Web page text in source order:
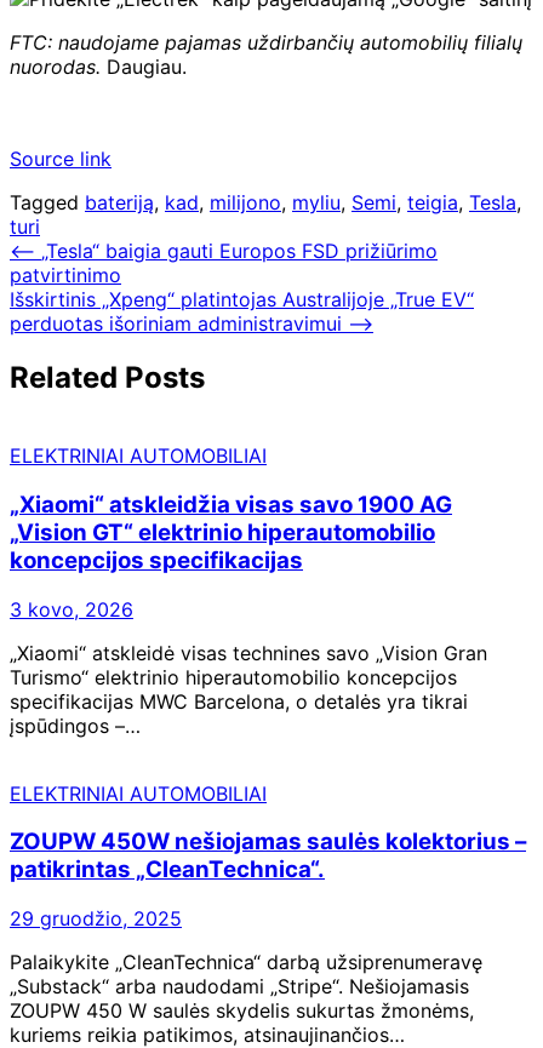
FTC: naudojame pajamas uždirbančių automobilių filialų
nuorodas. Daugiau.
Source link
Tagged bateriją, kad, milijono, myliu, Semi, teigia, Tesla,
turi
Navigacija
tarp
įrašų
⟵ „Tesla“ baigia gauti Europos FSD prižiūrimo
patvirtinimo
Išskirtinis „Xpeng“ platintojas Australijoje „True EV“
perduotas išoriniam administravimui ⟶
Related Posts
ELEKTRINIAI AUTOMOBILIAI
„Xiaomi“ atskleidžia visas savo 1900 AG
„Vision GT“ elektrinio hiperautomobilio
koncepcijos specifikacijas
3 kovo, 2026
„Xiaomi“ atskleidė visas technines savo „Vision Gran
Turismo“ elektrinio hiperautomobilio koncepcijos
specifikacijas MWC Barcelona, ​​o detalės yra tikrai
įspūdingos –…
ELEKTRINIAI AUTOMOBILIAI
ZOUPW 450W nešiojamas saulės kolektorius –
patikrintas „CleanTechnica“.
29 gruodžio, 2025
Palaikykite „CleanTechnica“ darbą užsiprenumeravę
„Substack“ arba naudodami „Stripe“. Nešiojamasis
ZOUPW 450 W saulės skydelis sukurtas žmonėms,
kuriems reikia patikimos, atsinaujinančios…